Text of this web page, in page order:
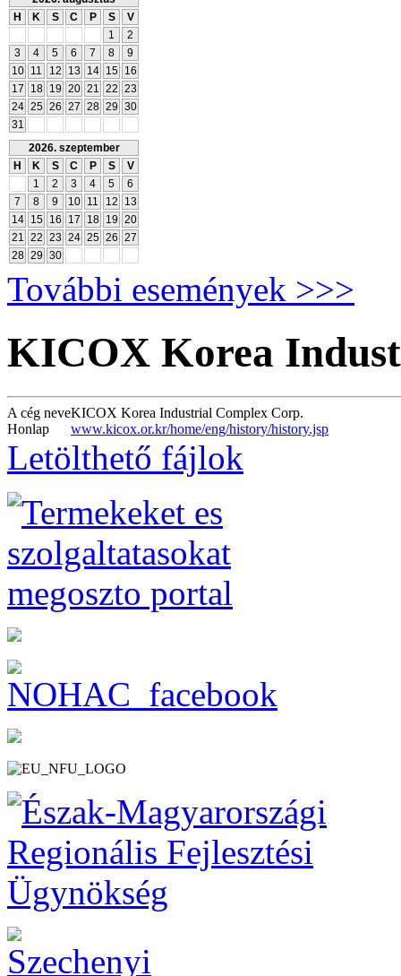
H
K S C P S
V
1
2
3
4 5 6 7 8
9
10
11 12 13 14 15
16
17
18 19 20 21 22 23
24 25 26 27 28 29 30
31
2026. szeptember
H
K S C P S
V
1
2 3 4 5
6
7
8 9 10 11 12
13
14
15 16 17 18 19 20
21 22 23 24 25 26 27
28 29 30
További események >>>
KICOX Korea
A cég neveKICOX Korea Industrial Complex Corp.
Honlap
www.kicox.or.kr/home/eng/history/history.jsp
Letölthető fájlok